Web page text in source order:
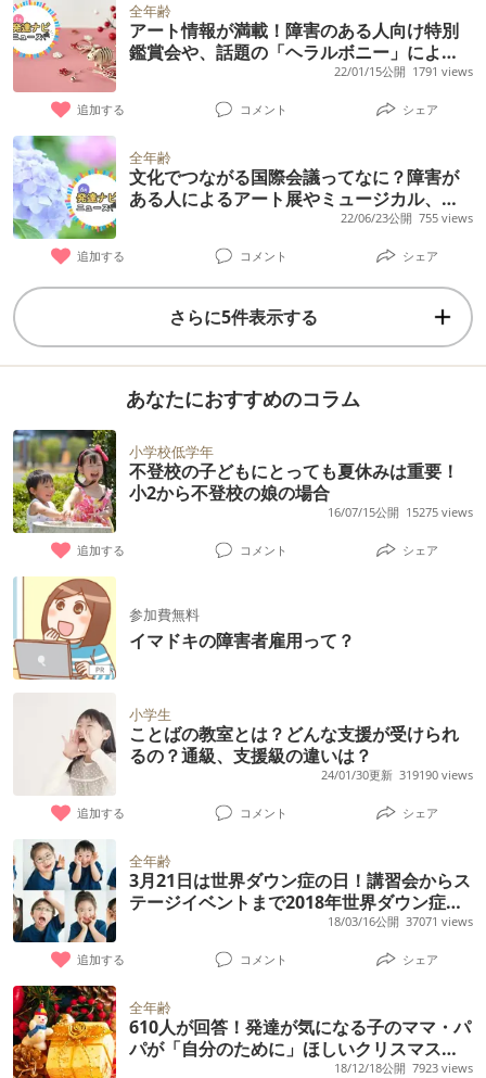
全年齢
アート情報が満載！障害のある人向け特別
鑑賞会や、話題の「ヘラルボニー」による
仮囲いでのアート展、ニューバランスとパ
ラリンアーティストのコラボTも
22/01/15公開 1791 views
追加する コメント シェア
全年齢
文化でつながる国際会議ってなに？障害が
ある人によるアート展やミュージカル、裏
表前後がないストレスフリーな肌着など話
題のニュースまとめ
22/06/23公開 755 views
追加する コメント シェア
さらに5件表示する
あなたにおすすめのコラム
小学校低学年
不登校の子どもにとっても夏休みは重要！
小2から不登校の娘の場合
16/07/15公開 15275 views
追加する コメント シェア
参加費無料
イマドキの障害者雇用って？
小学生
ことばの教室とは？どんな支援が受けられ
るの？通級、支援級の違いは？
24/01/30更新 319190 views
追加する コメント シェア
全年齢
3月21日は世界ダウン症の日！講習会からス
テージイベントまで2018年世界ダウン症の
18/03/16公開 37071 views
追加する コメント シェア
全年齢
610人が回答！発達が気になる子のママ・パ
パが「自分のために」ほしいクリスマスプ
18/12/18公開 7923 views